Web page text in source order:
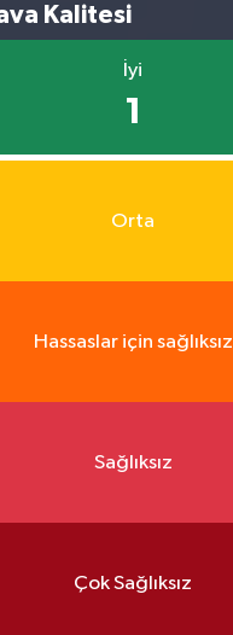
Kalitesi
İyi
1
Orta
Hassaslar için sağlıksız
Sağlıksız
Çok Sağlıksız